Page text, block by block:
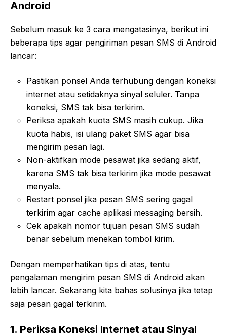
Android
Sebelum masuk ke 3 cara mengatasinya, berikut ini
beberapa tips agar pengiriman pesan SMS di Android
lancar:
Pastikan ponsel Anda terhubung dengan koneksi
internet atau setidaknya sinyal seluler. Tanpa
koneksi, SMS tak bisa terkirim.
Periksa apakah kuota SMS masih cukup. Jika
kuota habis, isi ulang paket SMS agar bisa
mengirim pesan lagi.
Non-aktifkan mode pesawat jika sedang aktif,
karena SMS tak bisa terkirim jika mode pesawat
menyala.
Restart ponsel jika pesan SMS sering gagal
terkirim agar cache aplikasi messaging bersih.
Cek apakah nomor tujuan pesan SMS sudah
benar sebelum menekan tombol kirim.
Dengan memperhatikan tips di atas, tentu
pengalaman mengirim pesan SMS di Android akan
lebih lancar. Sekarang kita bahas solusinya jika tetap
saja pesan gagal terkirim.
1. Periksa Koneksi Internet atau Sinyal